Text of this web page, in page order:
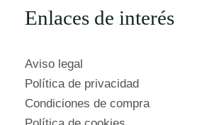
Enlaces de interés
Aviso legal
Política de privacidad
Condiciones de compra